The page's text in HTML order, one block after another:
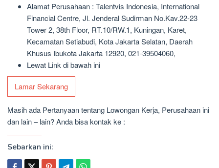
Alamat Perusahaan : Talentvis Indonesia, International
Financial Centre, Jl. Jenderal Sudirman No.Kav.22-23
Tower 2, 38th Floor, RT.10/RW.1, Kuningan, Karet,
Kecamatan Setiabudi, Kota Jakarta Selatan, Daerah
Khusus Ibukota Jakarta 12920, 021-39504060,
Lewat Link di bawah ini
Lamar Sekarang
Masih ada Pertanyaan tentang Lowongan Kerja, Perusahaan ini
dan lain – lain? Anda bisa kontak ke :
Sebarkan ini: